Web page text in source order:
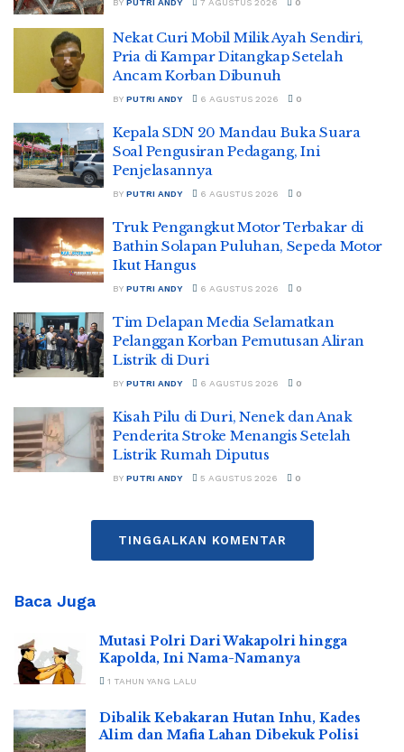
Nekat Curi Mobil Milik Ayah Sendiri,
Pria di Kampar Ditangkap Setelah
Ancam Korban Dibunuh
BY PUTRI ANDY 6 AGUSTUS 2026 0
Kepala SDN 20 Mandau Buka Suara
Soal Pengusiran Pedagang, Ini
Penjelasannya
BY PUTRI ANDY 6 AGUSTUS 2026 0
Truk Pengangkut Motor Terbakar di
Bathin Solapan Puluhan, Sepeda Motor
Ikut Hangus
BY PUTRI ANDY 6 AGUSTUS 2026 0
Tim Delapan Media Selamatkan
Pelanggan Korban Pemutusan Aliran
Listrik di Duri
BY PUTRI ANDY 6 AGUSTUS 2026 0
Kisah Pilu di Duri, Nenek dan Anak
Penderita Stroke Menangis Setelah
Listrik Rumah Diputus
BY PUTRI ANDY 5 AGUSTUS 2026 0
TINGGALKAN KOMENTAR
Baca Juga
Mutasi Polri Dari Wakapolri hingga
Kapolda, Ini Nama-Namanya
1 TAHUN YANG LALU
Dibalik Kebakaran Hutan Inhu, Kades
Alim dan Mafia Lahan Dibekuk Polisi